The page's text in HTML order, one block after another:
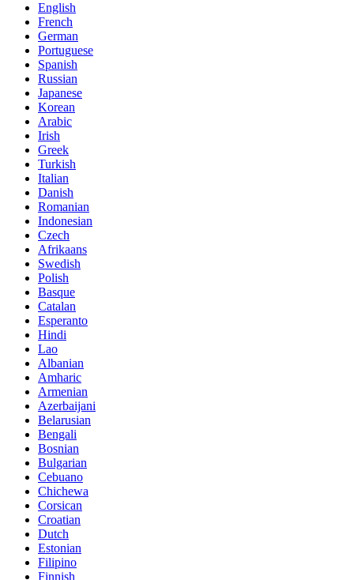
English
French
German
Portuguese
Spanish
Russian
Japanese
Korean
Arabic
Irish
Greek
Turkish
Italian
Danish
Romanian
Indonesian
Czech
Afrikaans
Swedish
Polish
Basque
Catalan
Esperanto
Hindi
Lao
Albanian
Amharic
Armenian
Azerbaijani
Belarusian
Bengali
Bosnian
Bulgarian
Cebuano
Chichewa
Corsican
Croatian
Dutch
Estonian
Filipino
Finnish